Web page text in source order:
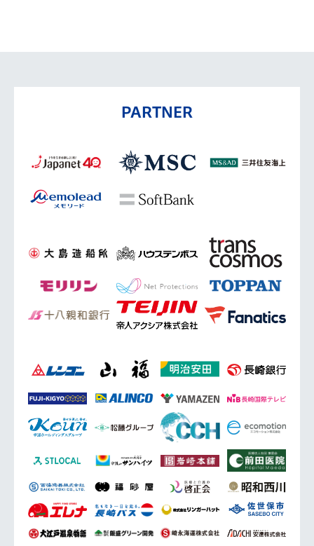
PARTNER